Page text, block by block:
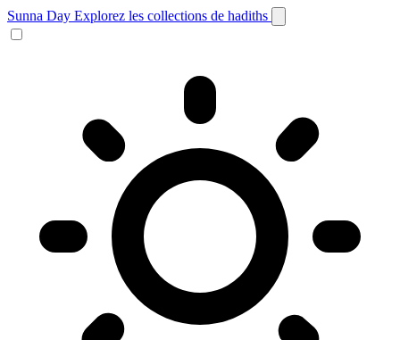
Sunna Day Explorez les collections de hadiths